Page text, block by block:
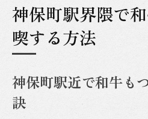
神保町駅界隈で
喫する方法
神保町駅近で和牛も
訣